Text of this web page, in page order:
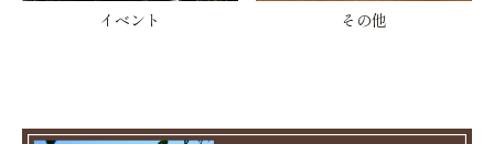
イベント その他